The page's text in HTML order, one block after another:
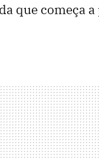
que começa